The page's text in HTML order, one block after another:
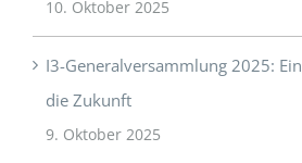
10. Oktober 2025
I3-Generalversammlung 2025:
die Zukunft
9. Oktober 2025